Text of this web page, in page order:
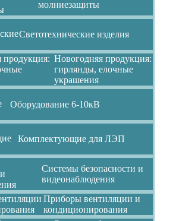
молниезащиты
Светотехнические изделия
Новогодняя продукция:
гирлянды, елочные
украшения
Оборудование 6-10кВ
Комплектующие для ЛЭП
Системы безопасности и
видеонаблюдения
Приборы вентиляции и
кондиционирования